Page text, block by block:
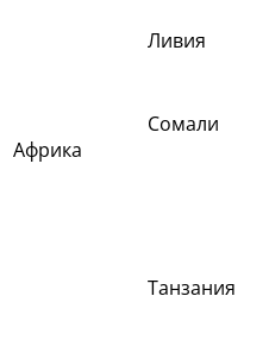
Африка
Ливия
Сомали
Танзания